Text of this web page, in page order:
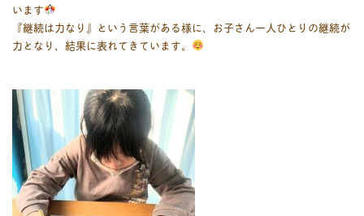
います
『継続は力なり』という言葉がある様に、お子さん一人ひとりの継続が
力となり、結果に表れてきています。